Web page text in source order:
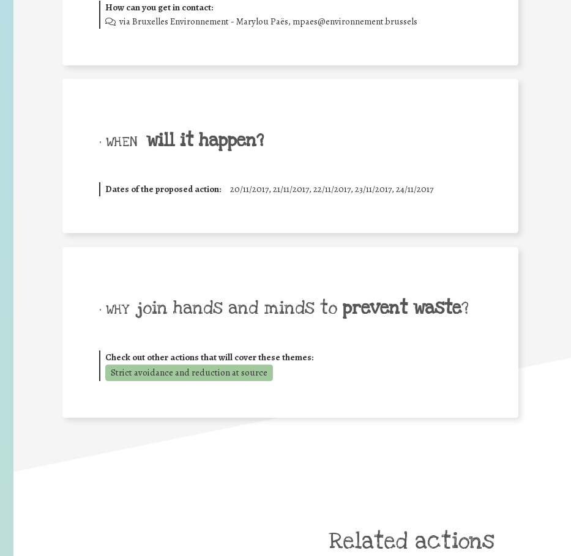
How can you get in contact:
via Bruxelles Environnement - Marylou Paës, mpaes@environnement.brussels
• WHEN will it happen?
Dates of the proposed action: 20/11/2017, 21/11/2017, 22/11/2017, 23/11/2017, 24/11/2017
• WHY join hands and minds to prevent waste?
Check out other actions that will cover these themes:
Strict avoidance and reduction at source
Related actions